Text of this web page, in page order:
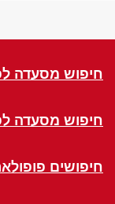
חיפוש מסעדה
חיפוש מסעדה
חיפושים